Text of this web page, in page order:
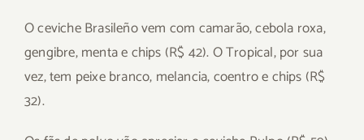
O ceviche Brasileño vem com camarão, cebola roxa,
gengibre, menta e chips (R$ 42). O Tropical, por sua
vez, tem peixe branco, melancia, coentro e chips (R$
32).